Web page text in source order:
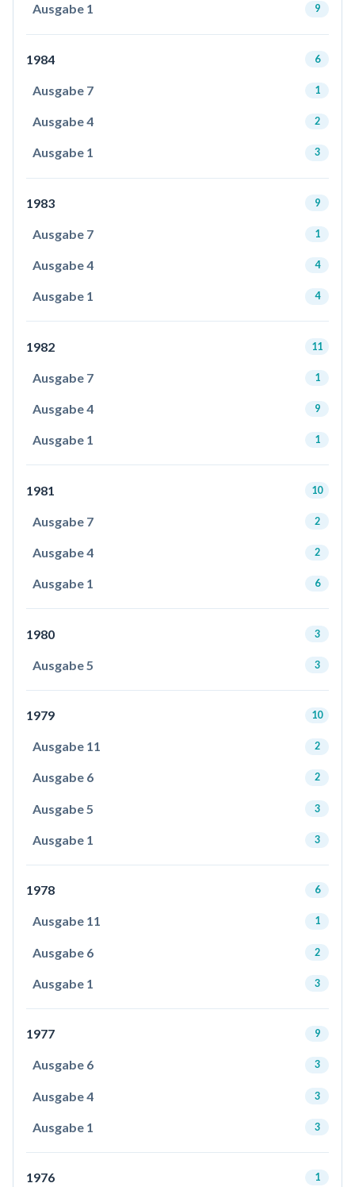
Ausgabe 1 9
1984 6
Ausgabe 7 1
Ausgabe 4 2
Ausgabe 1 3
1983 9
Ausgabe 7 1
Ausgabe 4 4
Ausgabe 1 4
1982 11
Ausgabe 7 1
Ausgabe 4 9
Ausgabe 1 1
1981 10
Ausgabe 7 2
Ausgabe 4 2
Ausgabe 1 6
1980 3
Ausgabe 5 3
1979 10
Ausgabe 11 2
Ausgabe 6 2
Ausgabe 5 3
Ausgabe 1 3
1978 6
Ausgabe 11 1
Ausgabe 6 2
Ausgabe 1 3
1977 9
Ausgabe 6 3
Ausgabe 4 3
Ausgabe 1 3
1976 1